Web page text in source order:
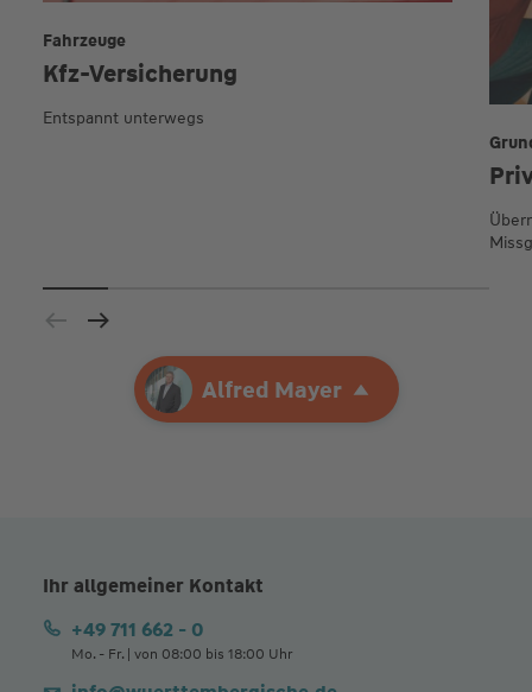
Ihre AgenturAlfred Mayer
Alfred Mayer
Kfz-Versicherung
Fahrzeuge
Entspannt unterwegs
Ihr allgemeiner Kontakt
+49 711 662 - 0
Mo. - Fr. | von 08:00 bis 18:00 Uhr